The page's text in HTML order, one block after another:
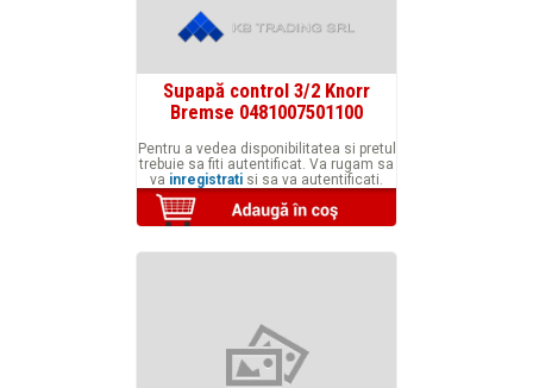
Supapă control 3/2 Knorr
Bremse 0481007501100
Pentru a vedea disponibilitatea si pretul
trebuie sa fiti autentificat. Va rugam sa
va inregistrati si sa va autentificati.